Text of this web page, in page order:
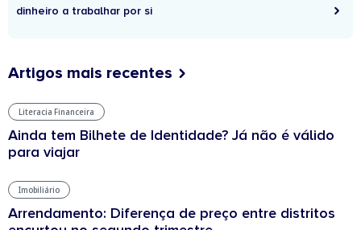
dinheiro a trabalhar por si
Artigos mais recentes
Literacia Financeira
Ainda tem Bilhete de Identidade? Já não é válido
para viajar
Imobiliário
Arrendamento: Diferença de preço entre distritos